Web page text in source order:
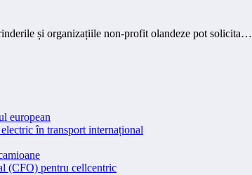
și organizațiile non-profit olandeze pot solicita…
european
în transport internațional
(CFO) pentru cellcentric